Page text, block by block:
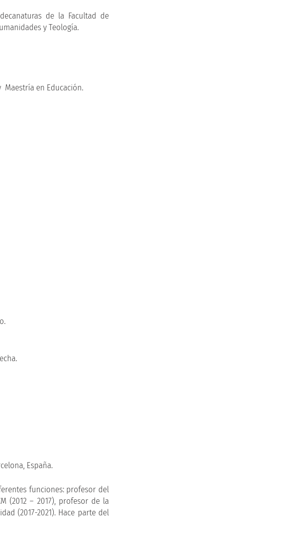
de la Facultad de
y Teología.
Maestría en Educación.
España.
funciones: profesor del
(2012 – 2017), profesor de la
(2017-2021). Hace parte del